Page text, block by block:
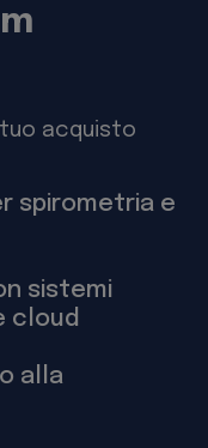
acquisto
spirometria e
sistemi
cloud
alla